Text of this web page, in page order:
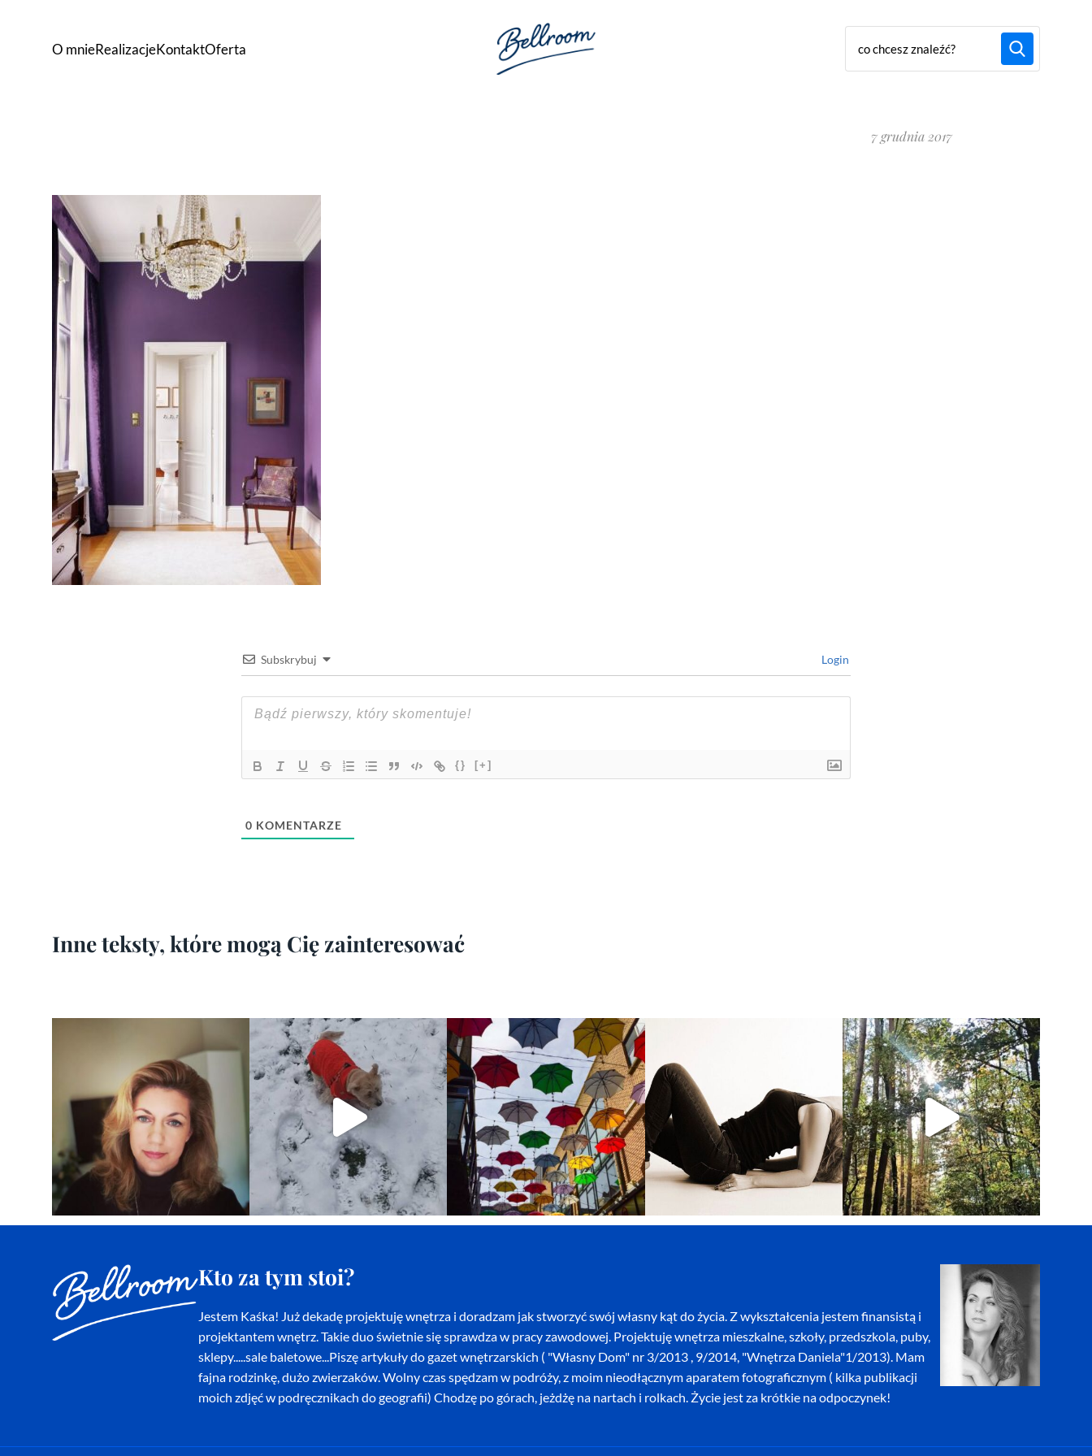
O mnieRealizacjeKontaktOferta
7 grudnia 2017
Subskrybuj Login
{} [+]
0 KOMENTARZE
Inne teksty, które mogą Cię zainteresować
Kto za tym stoi?
Jestem Kaśka! Już dekadę projektuję wnętrza i doradzam jak stworzyć swój własny kąt do życia. Z wykształcenia jestem finansistą i
projektantem wnętrz. Takie duo świetnie się sprawdza w pracy zawodowej. Projektuję wnętrza mieszkalne, szkoły, przedszkola, puby,
sklepy.....sale baletowe...Piszę artykuły do gazet wnętrzarskich ( "Własny Dom" nr 3/2013 , 9/2014, "Wnętrza Daniela"1/2013). Mam
fajna rodzinkę, dużo zwierzaków. Wolny czas spędzam w podróży, z moim nieodłącznym aparatem fotograficznym ( kilka publikacji
moich zdjęć w podręcznikach do geografii) Chodzę po górach, jeżdżę na nartach i rolkach. Życie jest za krótkie na odpoczynek!